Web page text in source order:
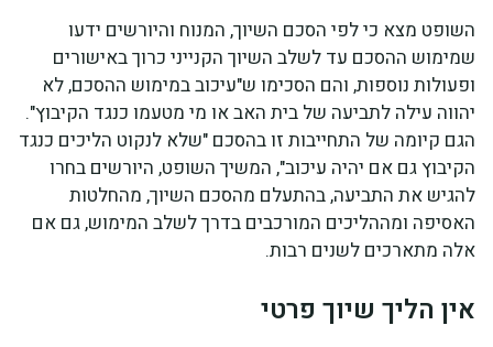
השופט מצא כי לפי הסכם השיוך, המנוח והיורשים ידעו
שמימוש ההסכם עד לשלב השיוך הקנייני כרוך באישורים
ופעולות נוספות, והם הסכימו ש"עיכוב במימוש ההסכם, לא
יהווה עילה לתביעה של בית האב או מי מטעמו כנגד הקיבוץ".
הגם קיומה של התחייבות זו בהסכם "שלא לנקוט הליכים כנגד
הקיבוץ גם אם יהיה עיכוב", המשיך השופט, היורשים בחרו
להגיש את התביעה, בהתעלם מהסכם השיוך, מהחלטות
האסיפה ומההליכים המורכבים בדרך לשלב המימוש, גם אם
אלה מתארכים לשנים רבות.
אין הליך שיוך פרטי